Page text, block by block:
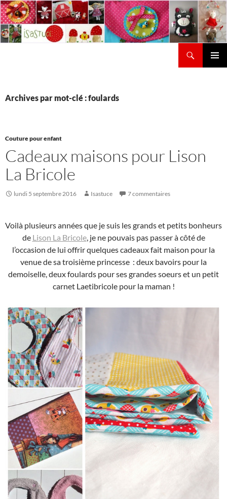
Aller
au
contenu
Archives par mot-clé : foulards
Couture pour enfant
Cadeaux maisons pour Lison
La Bricole
lundi 5 septembre 2016 Isastuce 7 commentaires
Voilà plusieurs années que je suis les grands et petits bonheurs
de Lison La Bricole, je ne pouvais pas passer à côté de
l’occasion de lui offrir quelques cadeaux fait maison pour la
venue de sa troisième princesse : deux bavoirs pour la
demoiselle, deux foulards pour ses grandes soeurs et un petit
carnet Laetibricole pour la maman !